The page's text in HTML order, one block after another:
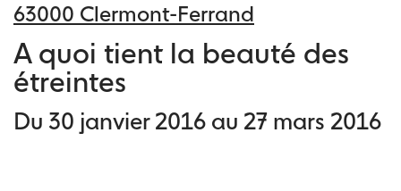
63000 Clermont-Ferrand
A quoi tient la beauté des
étreintes
Du 30 janvier 2016 au 27 mars 2016